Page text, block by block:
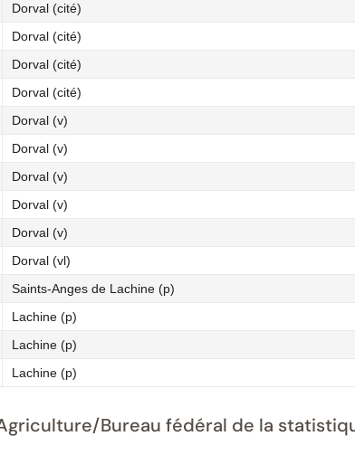
Dorval (cité)
Dorval (cité)
Dorval (cité)
Dorval (cité)
Dorval (v)
Dorval (v)
Dorval (v)
Dorval (v)
Dorval (v)
Dorval (vl)
Saints-Anges de Lachine (p)
Lachine (p)
Lachine (p)
Lachine (p)
Bureau fédéral de la